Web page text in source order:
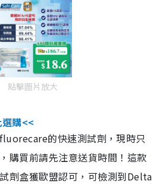
點擊圖片放大
購<<
的快速測試劑，現時只
購買前請先注意送貨時間！這款
劑盒獲歐盟認可，可檢測到Delta